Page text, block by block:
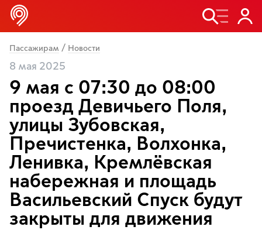
Пассажирам / Новости
8 мая 2025
9 мая с 07:30 до 08:00
проезд Девичьего Поля,
улицы Зубовская,
Пречистенка, Волхонка,
Ленивка, Кремлёвская
набережная и площадь
Васильевский Спуск будут
закрыты для движения